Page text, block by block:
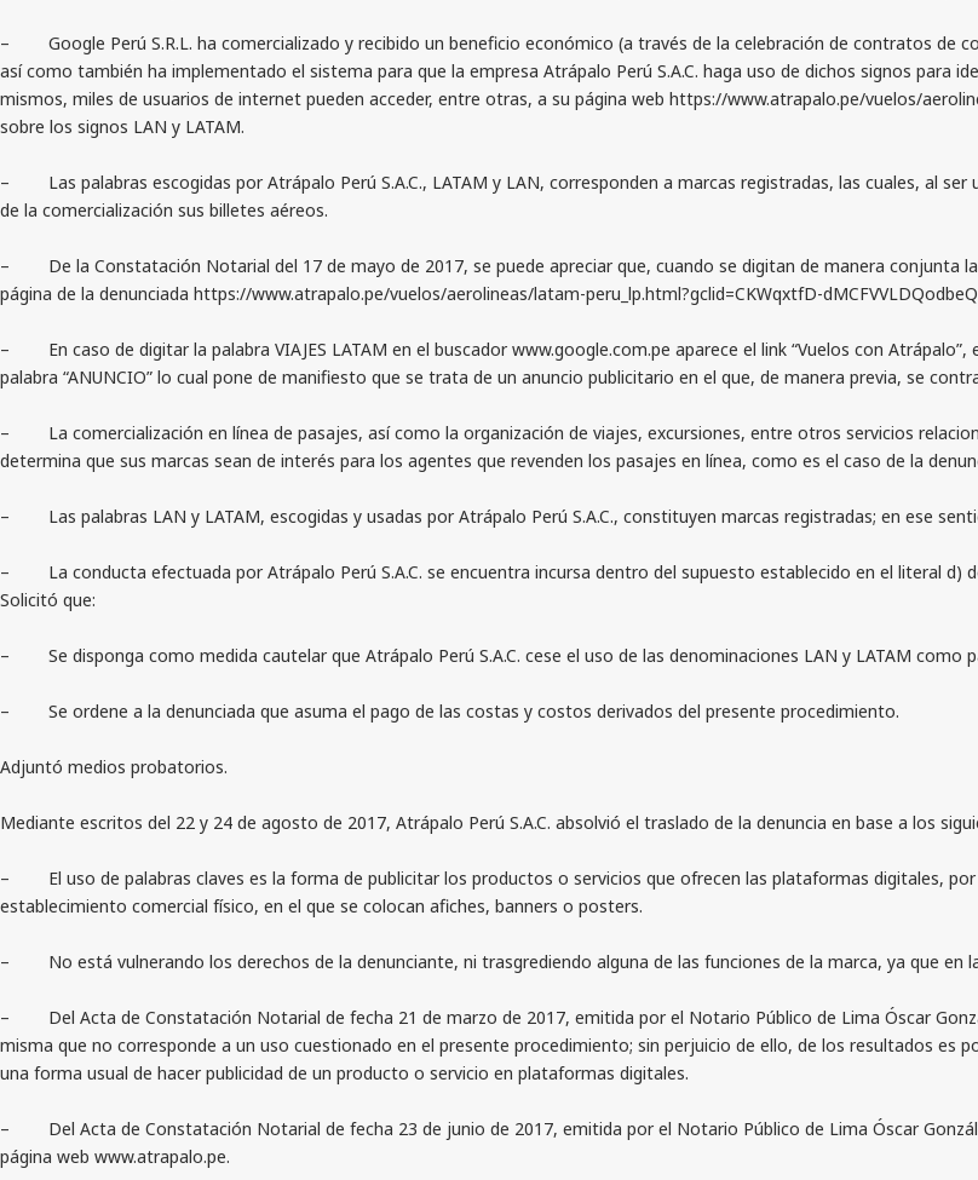
– Google Perú S.R.L. ha comercializado y recibido un beneficio económico (a través de la celebración de contratos de
así como también ha implementado el sistema para que la empresa Atrápalo Perú S.A.C. haga uso de dichos signos para
mismos, miles de usuarios de internet pueden acceder, entre otras, a su página web https://www.atrapalo.pe/vuelos/
sobre los signos LAN y LATAM.
– Las palabras escogidas por Atrápalo Perú S.A.C., LATAM y LAN, corresponden a marcas registradas, las cuales, al
de la comercialización sus billetes aéreos.
– De la Constatación Notarial del 17 de mayo de 2017, se puede apreciar que, cuando se digitan de manera conjunta las
página de la denunciada https://www.atrapalo.pe/vuelos/aerolineas/latam-peru_lp.html?gclid=CKWqxtfD-
– En caso de digitar la palabra VIAJES LATAM en el buscador www.google.com.pe aparece el link “Vuelos con Atrápalo”,
palabra “ANUNCIO” lo cual pone de manifiesto que se trata de un anuncio publicitario en el que, de manera previa, se
– La comercialización en línea de pasajes, así como la organización de viajes, excursiones, entre otros servicios
determina que sus marcas sean de interés para los agentes que revenden los pasajes en línea, como es el caso de la
– Las palabras LAN y LATAM, escogidas y usadas por Atrápalo Perú S.A.C., constituyen marcas registradas; en ese
– La conducta efectuada por Atrápalo Perú S.A.C. se encuentra incursa dentro del supuesto establecido en el literal d)
Solicitó que:
– Se disponga como medida cautelar que Atrápalo Perú S.A.C. cese el uso de las denominaciones LAN y LATAM como
– Se ordene a la denunciada que asuma el pago de las costas y costos derivados del presente procedimiento.
Adjuntó medios probatorios.
Mediante escritos del 22 y 24 de agosto de 2017, Atrápalo Perú S.A.C. absolvió el traslado de la denuncia en base a los
– El uso de palabras claves es la forma de publicitar los productos o servicios que ofrecen las plataformas digitales, por
establecimiento comercial físico, en el que se colocan afiches, banners o posters.
– No está vulnerando los derechos de la denunciante, ni trasgrediendo alguna de las funciones de la marca, ya que en
– Del Acta de Constatación Notarial de fecha 21 de marzo de 2017, emitida por el Notario Público de Lima Óscar
misma que no corresponde a un uso cuestionado en el presente procedimiento; sin perjuicio de ello, de los resultados es
una forma usual de hacer publicidad de un producto o servicio en plataformas digitales.
– Del Acta de Constatación Notarial de fecha 23 de junio de 2017, emitida por el Notario Público de Lima Óscar
página web www.atrapalo.pe.